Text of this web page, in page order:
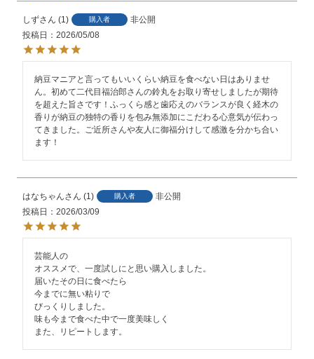
しず 1 購入者
非公開
投稿日
2026/05/08
納豆マニアと言ってもいいくらい納豆を食べない日はありませ
ん。初めて二代目福治郎さんの鈴丸をお取り寄せしましたが期待
を超えた旨さです！ふっくら感と歯応えのバランスが良く経木の
香りが納豆の独特の香りを包み無添加にこだわる心意気が伝わっ
てきました。ご近所さんや友人に御福分けして感激を分かち合い
ます！
はなちゃん 1 購入者
非公開
投稿日
2026/03/09
芸能人の
オススメで、一度試しにと思い購入しました。
届いたその日に食べたら
今までに無い粘りで
びっくりしました。
味も今まで食べた中で一度美味しく
また、リピートします。